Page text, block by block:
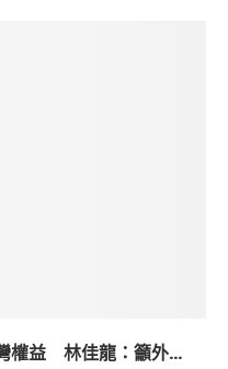
權益 林佳龍：籲外...